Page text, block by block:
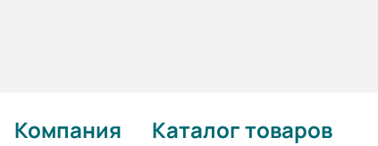
Компания Каталог товаров